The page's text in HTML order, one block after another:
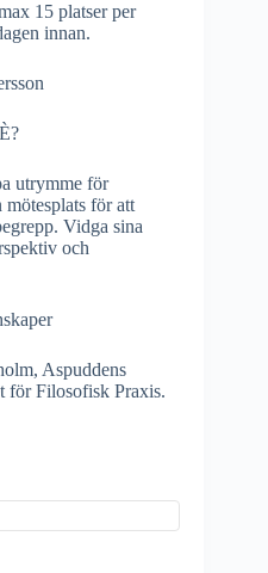
15 platser per
innan.
utrymme för
för att
Vidga sina
och
Aspuddens
för Filosofisk Praxis.